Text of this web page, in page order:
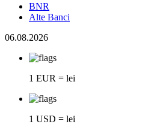
BNR
Alte Banci
06.08.2026
1 EUR = lei
1 USD = lei